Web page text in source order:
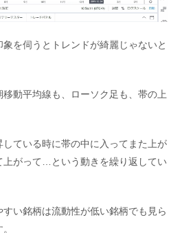
を伺うとトレンドが綺麗じゃないと
移動平均線も、ローソク足も、帯の上
している時に帯の中に入ってまた上が
上がって…という動きを繰り返してい
い銘柄は流動性が低い銘柄でも見ら